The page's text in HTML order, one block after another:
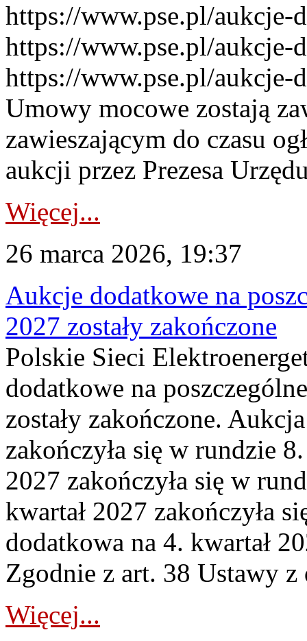
https://www.pse.pl/aukcje-
https://www.pse.pl/aukcje-
https://www.pse.pl/aukcje-
Umowy mocowe zostają
zawieszającym do czasu
aukcji przez Prezesa
Więcej...
26 marca 2026, 19:37
Aukcje dodatkowe na
2027 zostały zakończone
Polskie Sieci
dodatkowe na
zostały zakończone.
zakończyła się w rundzie
2027 zakończyła się w
kwartał 2027 zakończyła
dodatkowa na 4. kwartał
Zgodnie z art. 38 Ustawy
Więcej...